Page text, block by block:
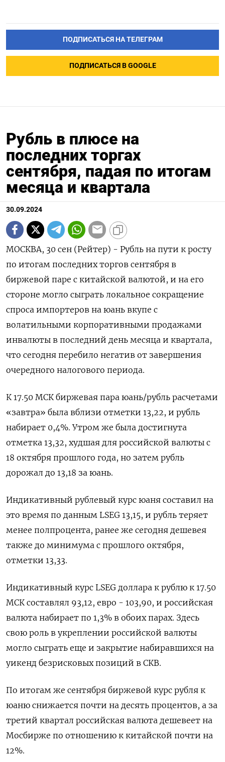
ПОДПИСАТЬСЯ НА ТЕЛЕГРАМ
ПОДПИСАТЬСЯ В GOOGLE
Рубль в плюсе на
последних торгах
сентября, падая по итогам
месяца и квартала
30.09.2024
МОСКВА, 30 сен (Рейтер) - Рубль на пути к росту
по итогам последних торгов сентября в
биржевой паре с китайской валютой, и на его
стороне могло сыграть локальное сокращение
спроса импортеров на юань вкупе с
волатильными корпоративными продажами
инвалюты в последний день месяца и квартала,
что сегодня перебило негатив от завершения
очередного налогового периода.
К 17.50 МСК биржевая пара юань/рубль расчетами
«завтра» была вблизи отметки 13,22, и рубль
набирает 0,4%. Утром же была достигнута
отметка 13,32, худшая для российской валюты с
18 октября прошлого года, но затем рубль
дорожал до 13,18 за юань.
Индикативный рублевый курс юаня составил на
это время по данным LSEG 13,15, и рубль теряет
менее полпроцента, ранее же сегодня дешевея
также до минимума с прошлого октября,
отметки 13,33.
Индикативный курс LSEG доллара к рублю к 17.50
МСК составлял 93,12, евро - 103,90, и российская
валюта набирает по 1,3% в обоих парах. Здесь
свою роль в укреплении российской валюты
могло сыграть еще и закрытие набиравшихся на
уикенд безрисковых позиций в СКВ.
По итогам же сентября биржевой курс рубля к
юаню снижается почти на десять процентов, а за
третий квартал российская валюта дешевеет на
Мосбирже по отношению к китайской почти на
12%.